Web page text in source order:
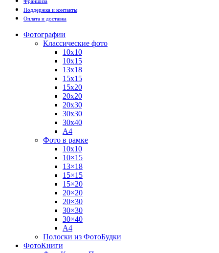
Поддержка и контакты
Оплата и доставка
Фотографии
Классические фото
10х10
10х15
13х18
15х15
15х20
20х20
20х30
30х30
30х40
А4
Фото в рамке
10х10
10×15
13×18
15×15
15×20
20×20
20×30
30×30
30×40
A4
Полоски из ФотоБудки
ФотоКниги